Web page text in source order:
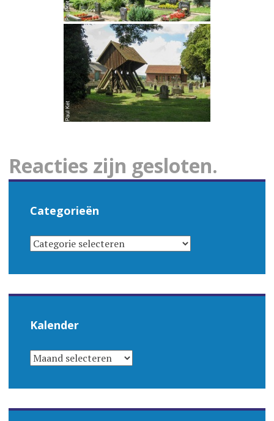
Reacties zijn gesloten.
Categorieën
CATEGORIEËN
Kalender
KALENDER